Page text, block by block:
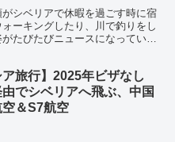
シベリアで休暇を過ごす時に宿
ーキングしたり、川で釣りをし
たびたびニュースになっていま
ア旅行】2025年ビザなし
でシベリアへ飛ぶ、中国
＆S7航空